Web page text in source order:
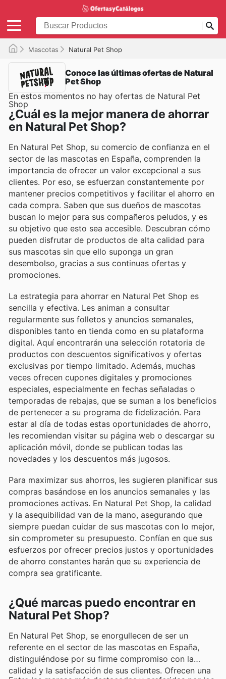
Mascotas Natural Pet Shop
Conoce las últimas ofertas de Natural
Pet Shop
En estos momentos no hay ofertas de Natural Pet
Shop
¿Cuál es la mejor manera de ahorrar
en Natural Pet Shop?
En Natural Pet Shop, su comercio de confianza en el
sector de las mascotas en España, comprenden la
importancia de ofrecer un valor excepcional a sus
clientes. Por eso, se esfuerzan constantemente por
mantener precios competitivos y facilitar el ahorro en
cada compra. Saben que sus dueños de mascotas
buscan lo mejor para sus compañeros peludos, y es
su objetivo que esto sea accesible. Descubran cómo
pueden disfrutar de productos de alta calidad para
sus mascotas sin que ello suponga un gran
desembolso, gracias a sus continuas ofertas y
promociones.
La estrategia para ahorrar en Natural Pet Shop es
sencilla y efectiva. Les animan a consultar
regularmente sus folletos y anuncios semanales,
disponibles tanto en tienda como en su plataforma
digital. Aquí encontrarán una selección rotatoria de
productos con descuentos significativos y ofertas
exclusivas por tiempo limitado. Además, muchas
veces ofrecen cupones digitales y promociones
especiales, especialmente en fechas señaladas o
temporadas de rebajas, que se suman a los beneficios
de pertenecer a su programa de fidelización. Para
estar al día de todas estas oportunidades de ahorro,
les recomiendan visitar su página web o descargar su
aplicación móvil, donde se publican todas las
novedades y los descuentos más jugosos.
Para maximizar sus ahorros, les sugieren planificar sus
compras basándose en los anuncios semanales y las
promociones activas. En Natural Pet Shop, la calidad
y la asequibilidad van de la mano, asegurando que
siempre puedan cuidar de sus mascotas con lo mejor,
sin comprometer su presupuesto. Confían en que sus
esfuerzos por ofrecer precios justos y oportunidades
de ahorro constantes harán que su experiencia de
compra sea gratificante.
¿Qué marcas puedo encontrar en
Natural Pet Shop?
En Natural Pet Shop, se enorgullecen de ser un
referente en el sector de las mascotas en España,
distinguiéndose por su firme compromiso con la
calidad y la satisfacción de sus clientes. Ofrecen una